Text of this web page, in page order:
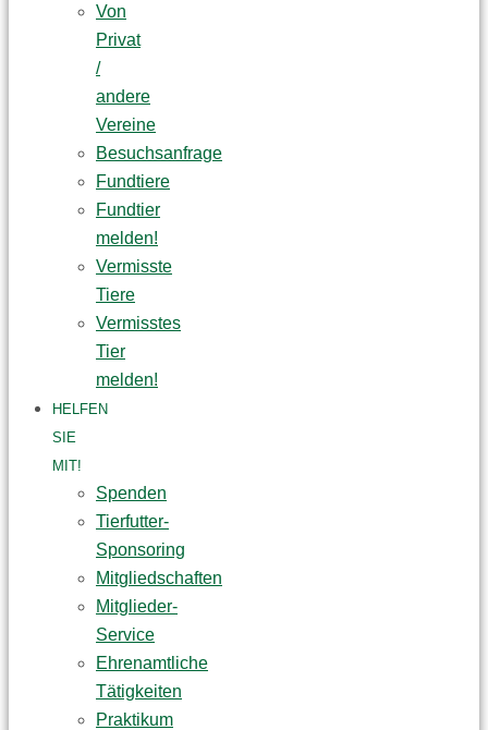
Von
Privat
/
andere
Vereine
Besuchsanfrage
Fundtiere
Fundtier
melden!
Vermisste
Tiere
Vermisstes
Tier
melden!
HELFEN
SIE
MIT!
Spenden
Tierfutter-
Sponsoring
Mitgliedschaften
Mitglieder-
Service
Ehrenamtliche
Tätigkeiten
Praktikum